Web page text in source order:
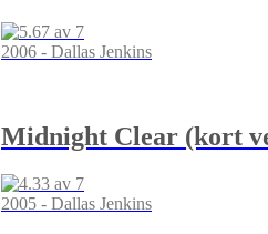
2006 - Dallas Jenkins
Midnight Clear (kort
2005 - Dallas Jenkins